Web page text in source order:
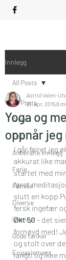
Innlegg
All Posts
Alvor
Fest
Anbefalte innlegg
Ferie
Familie
Diverse
Eventyr
Gode tanker
Engasjement
All Posts
Yoga og
oppnår jeg
Astrid Valen-
21. apr. 20158
I går feiret jeg
akkurat like
startet med
først
slutt en kopp
fersk ingefær
Økt 50 – det
fornøyd med!
og stolt over
langt, og ikke